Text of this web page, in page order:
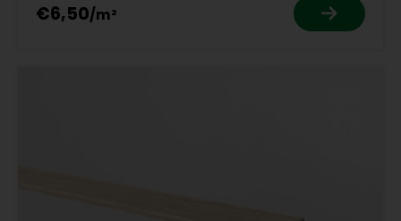
€6,50